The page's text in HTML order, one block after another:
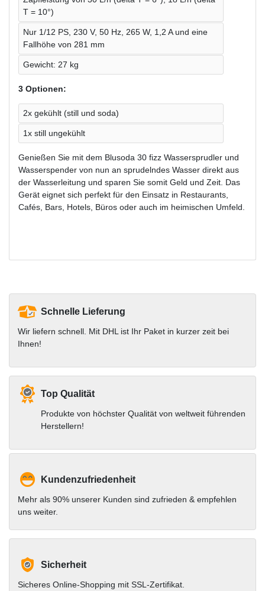
T = 10°)
Nur 1/12 PS, 230 V, 50 Hz, 265 W, 1,2 A und eine
Fallhöhe von 281 mm
Gewicht: 27 kg
3 Optionen:
2x gekühlt (still und soda)
1x still ungekühlt
Genießen Sie mit dem Blusoda 30 fizz Wassersprudler und
Wasserspender von nun an sprudelndes Wasser direkt aus
der Wasserleitung und sparen Sie somit Geld und Zeit. Das
Gerät eignet sich perfekt für den Einsatz in Restaurants,
Cafés, Bars, Hotels, Büros oder auch im heimischen Umfeld.
Schnelle Lieferung
Wir liefern schnell. Mit DHL ist Ihr Paket in kurzer zeit bei
Ihnen!
Top Qualität
Produkte von höchster Qualität von weltweit führenden
Herstellern!
Kundenzufriedenheit
Mehr als 90% unserer Kunden sind zufrieden & empfehlen
uns weiter.
Sicherheit
Sicheres Online-Shopping mit SSL-Zertifikat.